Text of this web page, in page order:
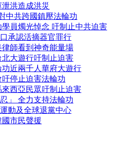
洪造成洪災
中共跨國鎮壓法輪功
員燭光悼念 吁制止中共迫害
承認活摘器官罪行
師看到神奇能量場
大遊行吁制止迫害
近兩千人華府大遊行
停止迫害法輪功
西亞民眾吁制止迫害
」 全力支持法輪功
動及全球退黨中心
市民聲援